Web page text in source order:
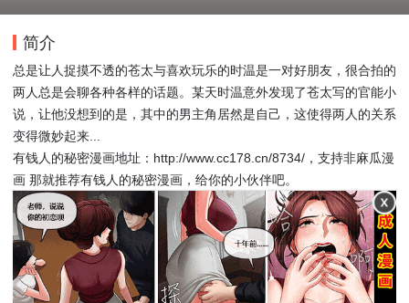
简介
总是让人捉摸不透的苍太与喜欢玩乐的时温是一对好朋友，很合拍的
两人总是会聊各种各样的话题。某天时温意外发现了苍太写的官能小
说，让他没想到的是，其中的男主角居然是自己，这使得两人的关系
变得微妙起来...
有钱人的秘密漫画地址：http://www.cc178.cn/8734/，支持非麻瓜漫
画 那就推荐有钱人的秘密漫画，给你的小伙伴吧。